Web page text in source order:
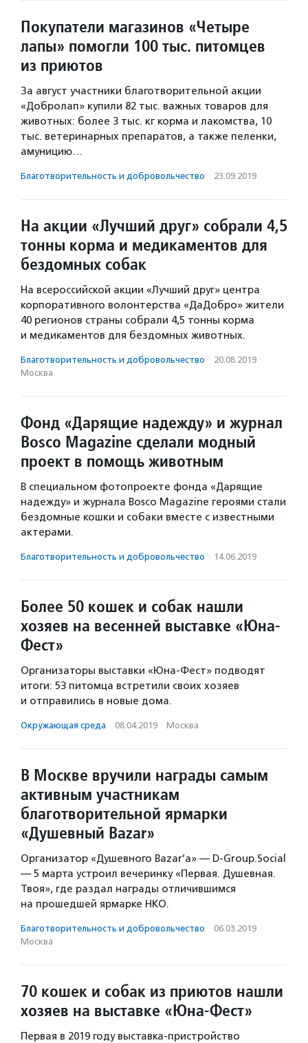
Покупатели магазинов «Четыре
лапы» помогли 100 тыс. питомцев
из приютов
За август участники благотворительной акции
«Добролап» купили 82 тыс. важных товаров для
животных: более 3 тыс. кг корма и лакомства, 10
тыс. ветеринарных препаратов, а также пеленки,
амуницию…
Благотвори­тель­ность и доброволь­чест­во · 23.09.2019
На акции «Лучший друг» собрали 4,5
тонны корма и медикаментов для
бездомных собак
На всероссийской акции «Лучший друг» центра
корпоративного волонтерства «ДаДобро» жители
40 регионов страны собрали 4,5 тонны корма
и медикаментов для бездомных животных.
Благотвори­тель­ность и доброволь­чест­во · 20.08.2019 ·
Москва
Фонд «Дарящие надежду» и журнал
Bosco Magazine сделали модный
проект в помощь животным
В специальном фотопроекте фонда «Дарящие
надежду» и журнала Bosco Magazine героями стали
бездомные кошки и собаки вместе с известными
актерами.
Благотвори­тель­ность и доброволь­чест­во · 14.06.2019
Более 50 кошек и собак нашли
хозяев на весенней выставке «Юна-
Фест»
Организаторы выставки «Юна-Фест» подводят
итоги: 53 питомца встретили своих хозяев
и отправились в новые дома.
Окружающая среда · 08.04.2019 · Москва
В Москве вручили награды самым
активным участникам
благотворительной ярмарки
«Душевный Bazar»
Организатор «Душевного Bazar’а» — D-Group.Social
— 5 марта устроил вечеринку «Первая. Душевная.
Твоя», где раздал награды отличившимся
на прошедшей ярмарке НКО.
Благотвори­тель­ность и доброволь­чест­во · 06.03.2019 ·
Москва
70 кошек и собак из приютов нашли
хозяев на выставке «Юна-Фест»
Первая в 2019 году выставка-пристройство